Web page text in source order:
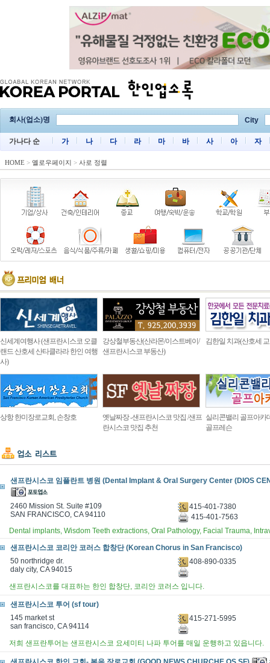
회사(업소)명 City
가나다 순 가 나 다 라 마 바 사 아 자
HOME > 옐로우페이지 > 사로 정렬
신세계여행사 (샌프란시스코 오클
랜드 산호세 산타클라라 한인 여행
사)
강상철부동산(산라몬/이스트베이/
샌프란시스코 부동산)
김한일 치과(산호세
상항 한미장로교회, 손창호
옛날짜장 -샌프란시스코 맛집 /샌프
란시스코 맛집 추천
실리콘밸리 골프아카
골프레슨
샌프란시스코 임플란트 병원 (Dental Implant & Oral Surgery Center (DIOS
2460 Mission St. Suite #109
SAN FRANCISCO, CA 94110
415-401-7380
415-401-7563
Dental implants, Wisdom Teeth extractions, Oral Pathology, Facial Trauma,
샌프란시스코 코리안 코러스 합창단 (Korean Chorus in San Francisco)
50 northridge dr.
daly city, CA 94015
408-890-0335
샌프란시스코를 대표하는 한인 합창단, 코리안 코러스 입니다.
샌프란시스코 투어 (sf tour)
145 market st
san francisco, CA 94114
415-271-5995
저희 샌프란투어는 샌프란시스코 요세미티 나파 투어를 매일 운행하고 있읍니다.